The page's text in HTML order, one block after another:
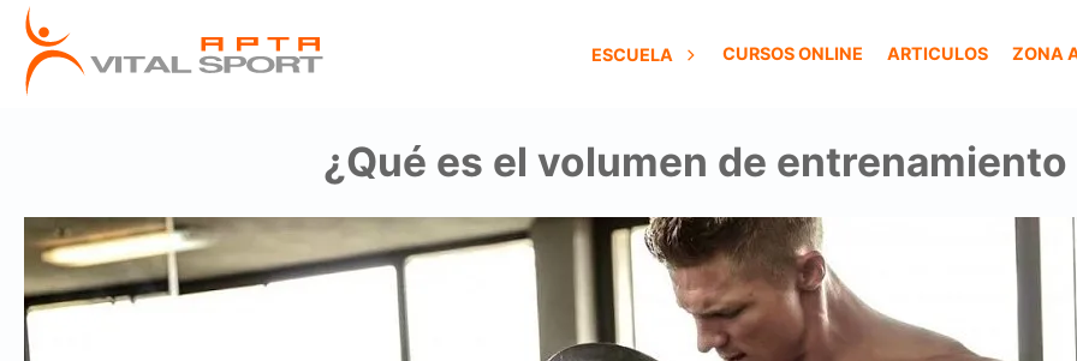
ESCUELA CURSOS ONLINE ARTICULOS ZONA
¿Qué es el volumen de